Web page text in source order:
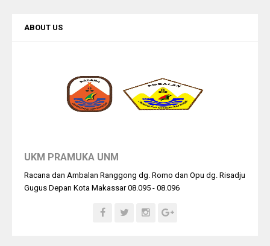
ABOUT US
UKM PRAMUKA UNM
Racana dan Ambalan Ranggong dg. Romo dan Opu dg. Risadju
Gugus Depan Kota Makassar 08.095 - 08.096